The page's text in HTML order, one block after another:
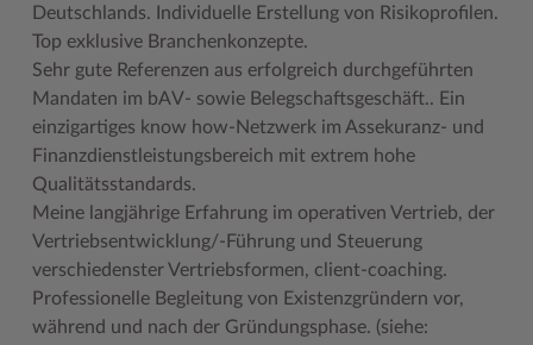
Termine
Ukrainehilfe
Woche der Seelischen Gesundheit
Karrieretag
Wappenrolle
Was ist ein Kreis?
Zahlen, Daten, Fakten
Wälder und Moore
Deutschlands. Individuelle Erstellung von Risikoprofilen.
Top exklusive Branchenkonzepte.
Sehr gute Referenzen aus erfolgreich durchgeführten
Mandaten im bAV- sowie Belegschaftsgeschäft.. Ein
einzigartiges know how-Netzwerk im Assekuranz- und
Finanzdienstleistungsbereich mit extrem hohe
Qualitätsstandards.
Meine langjährige Erfahrung im operativen Vertrieb, der
Vertriebsentwicklung/-Führung und Steuerung
verschiedenster Vertriebsformen, client-coaching.
Professionelle Begleitung von Existenzgründern vor,
während und nach der Gründungsphase. (siehe: